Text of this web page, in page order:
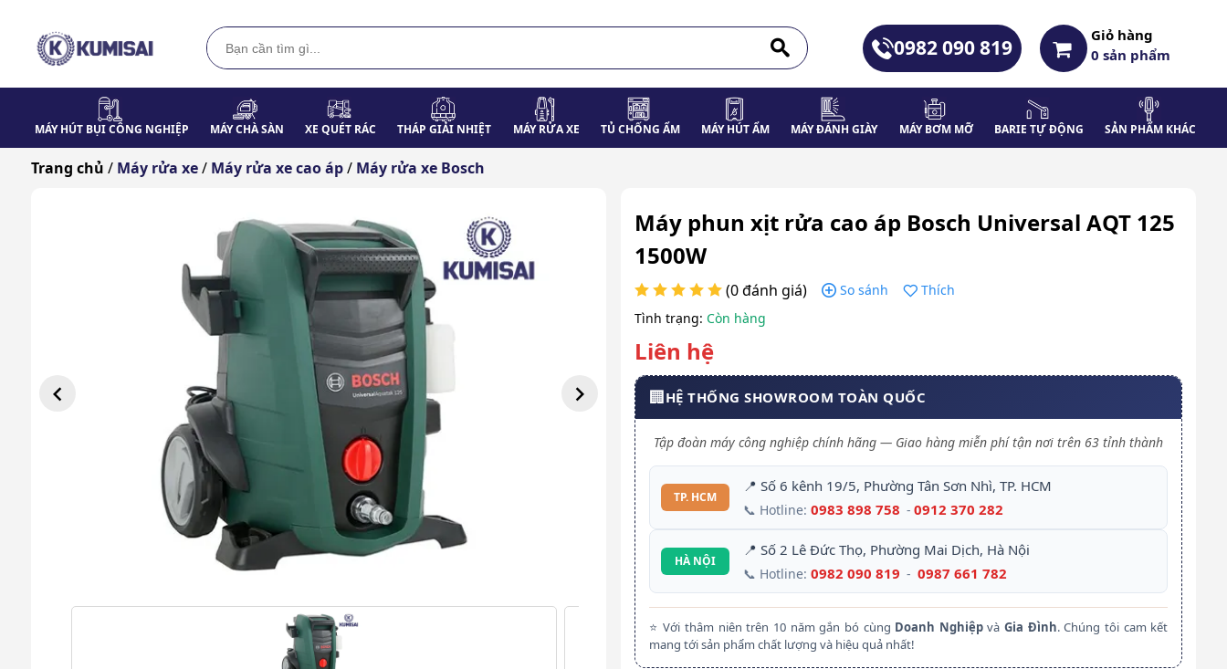
0982 090 819
Giỏ hàng
0sản phẩm
MÁY HÚT BỤI CÔNG NGHIỆP MÁY CHÀ SÀN XE QUÉT RÁC THÁP GIẢI NHIỆT MÁY RỬA XE TỦ CHỐNG ẨM MÁY HÚT ẨM MÁY ĐÁNH GIÀY MÁY BƠM MỠ BARIE TỰ ĐỘNG SẢN PHẨM KHÁC
Trang chủ / Máy rửa xe / Máy rửa xe cao áp / Máy rửa xe Bosch
Máy phun xịt rửa cao áp Bosch Universal AQT 125
1500W
(0 đánh giá) So sánh
Thích
Tình trạng: Còn hàng
Liên hệ
🏢HỆ THỐNG SHOWROOM TOÀN QUỐC
Tập đoàn máy công nghiệp chính hãng — Giao hàng miễn phí tận nơi trên 63 tỉnh thành
TP. HCM
📍 Số 6 kênh 19/5, Phường Tân Sơn Nhì, TP. HCM
📞 Hotline: 0983 898 758 - 0912 370 282
HÀ NỘI
📍 Số 2 Lê Đức Thọ, Phường Mai Dịch, Hà Nội
📞 Hotline: 0982 090 819 - 0987 661 782
⭐ Với thâm niên trên 10 năm gắn bó cùng Doanh NghiệpvàGia Đình. Chúng tôi cam kết
mang tới sản phẩm chất lượng và hiệu quả nhất!